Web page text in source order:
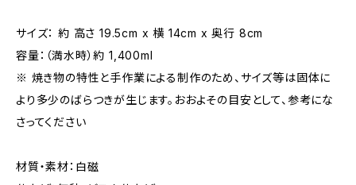
サイズ： 約 高さ 19.5cm x 横 14cm x 奥行 8cm
容量：（満水時）約 1,400ml
※ 焼き物の特性と手作業による制作のため、サイズ等は固体に
より多少のばらつきが生じます。おおよその目安として、参考にな
さってください
材質・素材：白磁